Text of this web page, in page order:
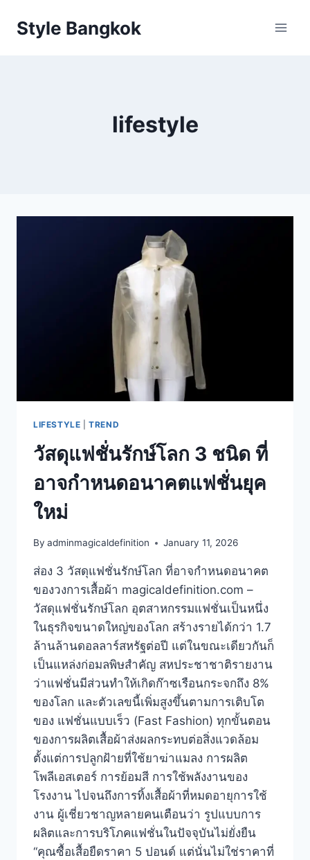
Style Bangkok
lifestyle
LIFESTYLE |TREND
วัสดุแฟชั่นรักษ์โลก 3 ชนิด ที่
อาจกำหนดอนาคตแฟชั่นยุค
ใหม่
By adminmagicaldefinition January 11, 2026
ส่อง 3 วัสดุแฟชั่นรักษ์โลก ที่อาจกำหนดอนาคต
ของวงการเสื้อผ้า magicaldefinition.com –
วัสดุแฟชั่นรักษ์โลก อุตสาหกรรมแฟชั่นเป็นหนึ่ง
ในธุรกิจขนาดใหญ่ของโลก สร้างรายได้กว่า 1.7
ล้านล้านดอลลาร์สหรัฐต่อปี แต่ในขณะเดียวกันก็
เป็นแหล่งก่อมลพิษสำคัญ สหประชาชาติรายงาน
ว่าแฟชั่นมีส่วนทำให้เกิดก๊าซเรือนกระจกถึง 8%
ของโลก และตัวเลขนี้เพิ่มสูงขึ้นตามการเติบโต
ของ แฟชั่นแบบเร็ว (Fast Fashion) ทุกขั้นตอน
ของการผลิตเสื้อผ้าส่งผลกระทบต่อสิ่งแวดล้อม
ตั้งแต่การปลูกฝ้ายที่ใช้ยาฆ่าแมลง การผลิต
โพลีเอสเตอร์ การย้อมสี การใช้พลังงานของ
โรงงาน ไปจนถึงการทิ้งเสื้อผ้าที่หมดอายุการใช้
งาน ผู้เชี่ยวชาญหลายคนเตือนว่า รูปแบบการ
ผลิตและการบริโภคแฟชั่นในปัจจุบันไม่ยั่งยืน
“คุณซื้อเสื้อยืดราคา 5 ปอนด์ แต่นั่นไม่ใช่ราคาที่